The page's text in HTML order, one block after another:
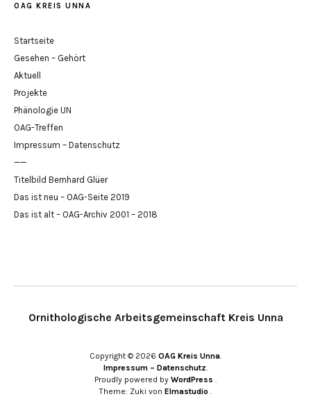
OAG KREIS UNNA
Startseite
Gesehen – Gehört
Aktuell
Projekte
Phänologie UN
OAG-Treffen
Impressum – Datenschutz
——
Titelbild Bernhard Glüer
Das ist neu – OAG-Seite 2019
Das ist alt – OAG-Archiv 2001 – 2018
Ornithologische Arbeitsgemeinschaft Kreis Unna
Copyright © 2026 OAG Kreis Unna
Impressum – Datenschutz
Proudly powered by WordPress
Theme: Zuki von Elmastudio